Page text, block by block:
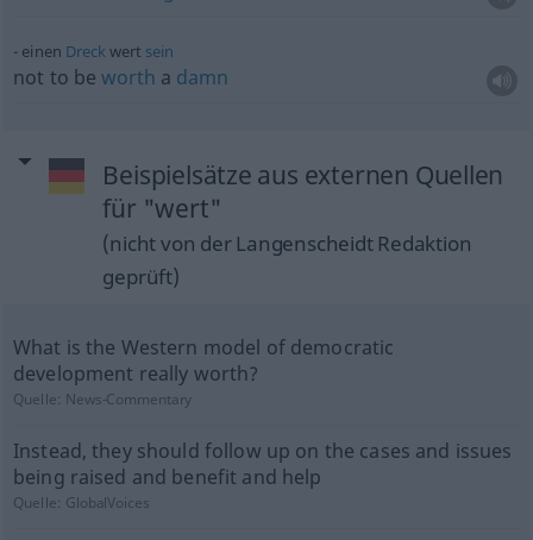
einen Dreckwert sein
not to beworth a damn
Beispielsätze aus externen Quellen
für "wert"
(nicht von der Langenscheidt Redaktion
geprüft)
What is the Western model of democratic
development really worth?
Quelle: News-Commentary
Instead, they should follow up on the cases and issues
being raised and benefit and help
Quelle: GlobalVoices